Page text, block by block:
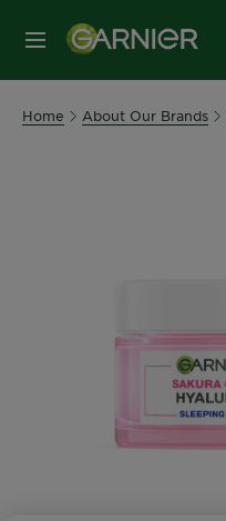
MENU
Home About Our Brands